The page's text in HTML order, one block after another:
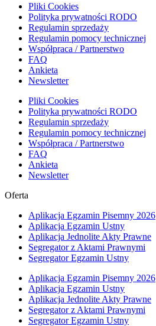
Pliki Cookies
Polityka prywatności RODO
Regulamin sprzedaży
Regulamin pomocy technicznej
Współpraca / Partnerstwo
FAQ
Ankieta
Newsletter
Pliki Cookies
Polityka prywatności RODO
Regulamin sprzedaży
Regulamin pomocy technicznej
Współpraca / Partnerstwo
FAQ
Ankieta
Newsletter
Oferta
Aplikacja Egzamin Pisemny 2026
Aplikacja Egzamin Ustny
Aplikacja Jednolite Akty Prawne
Segregator z Aktami Prawnymi
Segregator Egzamin Ustny
Aplikacja Egzamin Pisemny 2026
Aplikacja Egzamin Ustny
Aplikacja Jednolite Akty Prawne
Segregator z Aktami Prawnymi
Segregator Egzamin Ustny